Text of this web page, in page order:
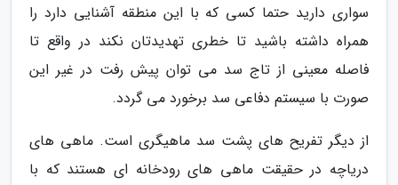
سواری دارید حتما کسی که با این منطقه آشنایی دارد را
همراه داشته باشید تا خطری تهدیدتان نکند در واقع تا
فاصله معینی از تاج سد می توان پیش رفت در غیر این
صورت با سیستم دفاعی سد برخورد می گردد.
از دیگر تفریح های پشت سد ماهیگری است. ماهی های
دریاچه در حقیقت ماهی های رودخانه ای هستند که با